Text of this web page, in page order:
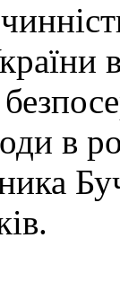
в
в